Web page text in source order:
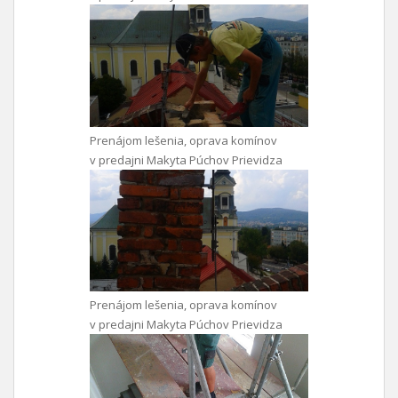
Prenájom lešenia, oprava komínov
v predajni Makyta Púchov Prievidza
Prenájom lešenia, oprava komínov
v predajni Makyta Púchov Prievidza